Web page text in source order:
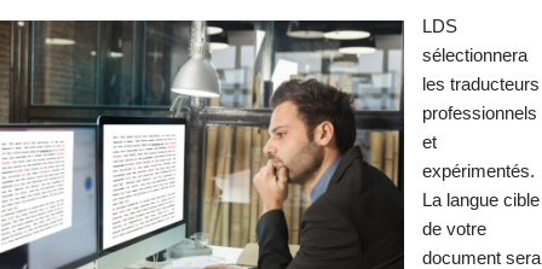
LDS
sélectionnera
les traducteurs
professionnels
et
expérimentés.
La langue cible
de votre
document sera